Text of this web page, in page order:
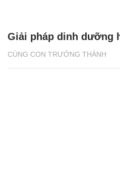
CÙNG CON TRƯỞNG THÀNH
Giải pháp dinh dưỡng